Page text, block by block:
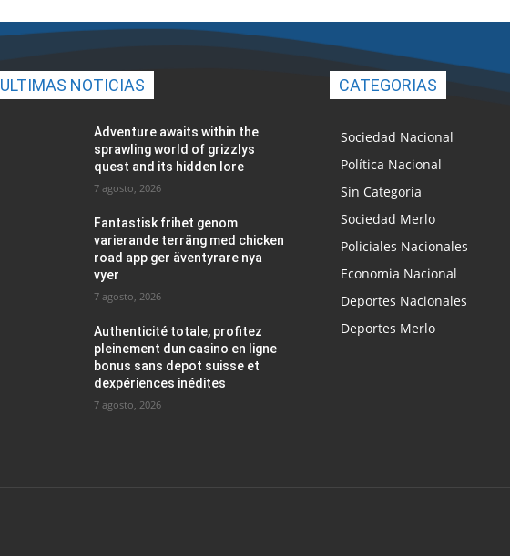
ULTIMAS NOTICIAS
Adventure awaits within the
sprawling world of grizzlys
quest and its hidden lore
7 agosto, 2026
Fantastisk frihet genom
varierande terräng med chicken
road app ger äventyrare nya
vyer
7 agosto, 2026
Authenticité totale, profitez
pleinement dun casino en ligne
bonus sans depot suisse et
dexpériences inédites
7 agosto, 2026
CATEGORIAS
Sociedad Nacional
Política Nacional
Sin Categoria
Sociedad Merlo
Policiales Nacionales
Economia Nacional
Deportes Nacionales
Deportes Merlo